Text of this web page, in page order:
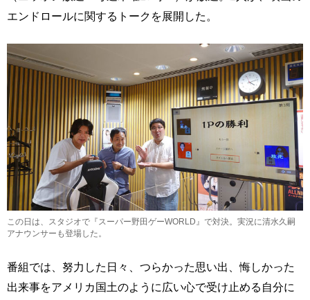
エンドロールに関するトークを展開した。
この日は、スタジオで『スーパー野田ゲーWORLD』で対決。実況に清水久嗣
アナウンサーも登場した。
番組では、努力した日々、つらかった思い出、悔しかった
出来事をアメリカ国土のように広い心で受け止める自分に